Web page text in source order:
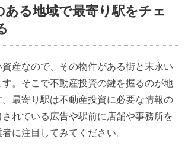
ある地域で最寄り駅をチェ
産なので、その物件がある街と末永い
。そこで不動産投資の鍵を握るのが地
最寄り駅は不動産投資に必要な情報の
れている広告や駅前に店舗や事務所を
に注目してみてください。